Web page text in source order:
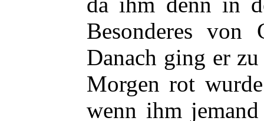
Besonderes von
Danach ging er
Morgenrot
wenn ihm